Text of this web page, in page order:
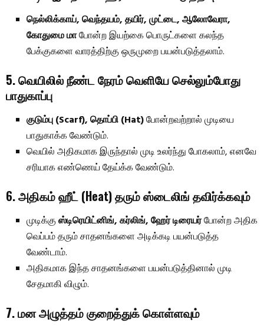
நெல்லிக்காய், வெந்தயம், தயிர், முட்டை, ஆலோவேரா,
கோதுமை மாபோன்ற இயற்கை பொருட்களை கலந்த
பேக்குகளை வாரத்திற்கு ஒருமுறை பயன்படுத்தலாம்.
5. வெயிலில் நீண்ட நேரம் வெளியே செல்லும்போது
பாதுகாப்பு
குடும்பு (Scarf), தொப்பி (Hat)போன்றவற்றால் முடியை
பாதுகாக்க வேண்டும்.
வெயில் அதிகமாக இருந்தால் முடி உலர்ந்து போகலாம், எனவே
சரியாக எண்ணெய் தேய்க்க வேண்டும்.
6. அதிகம் ஹீட் (Heat) தரும் ஸ்டைலிங் தவிர்க்கவும்
முடிக்குஸ்டிரெயிட்னிங், கர்லிங், ஹேர் டிரையர்போன்ற அதிக
வெப்பம் தரும் சாதனங்களை அடிக்கடி பயன்படுத்த
வேண்டாம்.
அதிகமாக இந்த சாதனங்களை பயன்படுத்தினால் முடி
சேதமாகி விழும்.
7. மன அழுத்தம் குறைத்துக் கொள்ளவும்